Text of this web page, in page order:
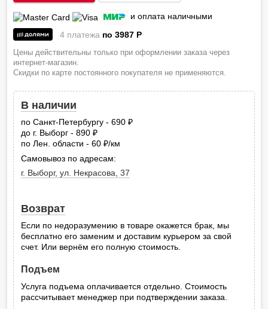
и оплата наличными
4 платежа по 3987 P
Цены действительны только при оформлении заказа через
интернет-магазин.
Скидки по карте постоянного покупателя не применяются.
В наличии
по Санкт-Петербургу - 690
до г. Выборг - 890
по Лен. области - 60
руб.
/км
Самовывоз по адресам:
г. Выборг, ул. Некрасова, 37
Возврат
Если по недоразумению в товаре окажется брак, мы
бесплатно его заменим и доставим курьером за свой
счет. Или вернём его полную стоимость.
Подъем
Услуга подъема оплачивается отдельно. Стоимость
рассчитывает менеджер при подтверждении заказа.